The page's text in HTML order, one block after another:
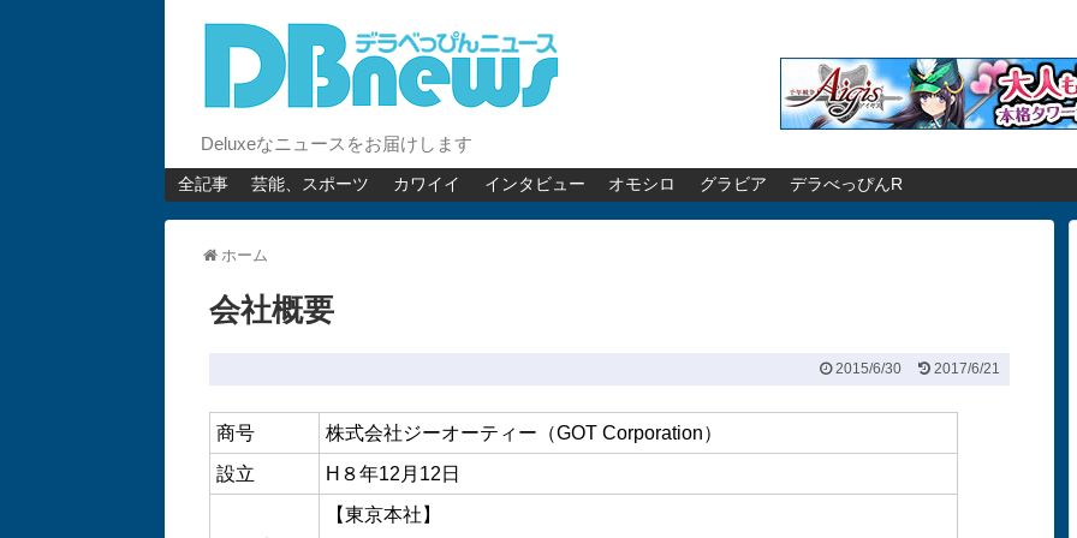
Deluxeなニュースをお届けします
全記事 芸能、スポーツ カワイイ インタビュー オモシロ グラビア デラべっぴんR
ホーム
会社概要
2015/6/30 2017/6/21
商号
株式会社ジーオーティー（GOT Corporation）
設立
H８年12月12日
【東京本社】